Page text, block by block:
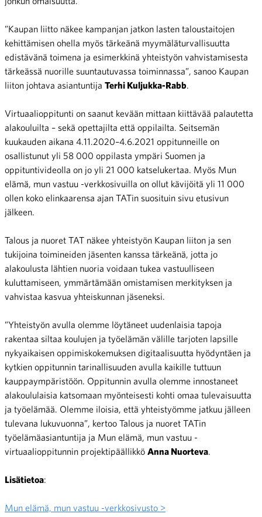
”Kaupan liitto näkee kampanjan jatkon lasten taloustaitojen
kehittämisen ohella myös tärkeänä myymäläturvallisuutta
edistävänä toimena ja esimerkkinä yhteistyön vahvistamisesta
tärkeässä nuorille suuntautuvassa toiminnassa”, sanoo Kaupan
liiton johtava asiantuntija Terhi Kuljukka-Rabb
Virtuaalioppitunti on saanut kevään mittaan kiittävää palautetta
alakouluilta – sekä opettajilta että oppilailta. Seitsemän
kuukauden aikana 4.11.2020–4.6.2021 oppitunneille on
osallistunut yli 58 000 oppilasta ympäri Suomen ja
oppituntivideolla on jo yli 21 000 katselukertaa. Myös Mun
elämä, mun vastuu -verkkosivuilla on ollut kävijöitä yli 11 000
ollen koko elinkaarensa ajan TATin suosituin sivu etusivun
jälkeen.
Talous ja nuoret TAT näkee yhteistyön Kaupan liiton ja sen
tukijoina toimineiden jäsenten kanssa tärkeänä, jotta jo
alakoulusta lähtien nuoria voidaan tukea vastuulliseen
kuluttamiseen, ymmärtämään omistamisen merkityksen ja
vahvistaa kasvua yhteiskunnan jäseneksi.
”Yhteistyön avulla olemme löytäneet uudenlaisia tapoja
rakentaa siltaa koulujen ja työelämän välille tarjoten lapsille
nykyaikaisen oppimiskokemuksen digitaalisuutta hyödyntäen ja
kytkien oppitunnin tarinallisuuden avulla kaikille tuttuun
kauppaympäristöön. Oppitunnin avulla olemme innostaneet
alakoululaisia katsomaan myönteisesti kohti omaa tulevaisuutta
ja työelämää. Olemme iloisia, että yhteistyömme jatkuu jälleen
tulevana lukuvuonna”, kertoo Talous ja nuoret TATin
työelämäasiantuntija ja Mun elämä, mun vastuu -
virtuaalioppitunnin projektipäällikkö Anna Nuorteva
Lisätietoa:
Mun elämä, mun vastuu -verkkosivusto >